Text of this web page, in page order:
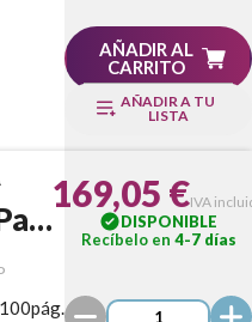
AÑADIR AL
CARRITO
AÑADIR A TU
LISTA
169,05 €IVA
DISPONIBLE
Recíbelo en 4-7 días